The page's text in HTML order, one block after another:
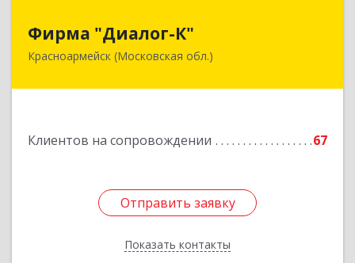
Фирма "Диалог-К"
Красноармейск (Московская обл.)
Клиентов на сопровождении 67
Отправить заявку
Показать контакты
141292, Московская обл, Красноармейск г,
Отправить заявку
Назад